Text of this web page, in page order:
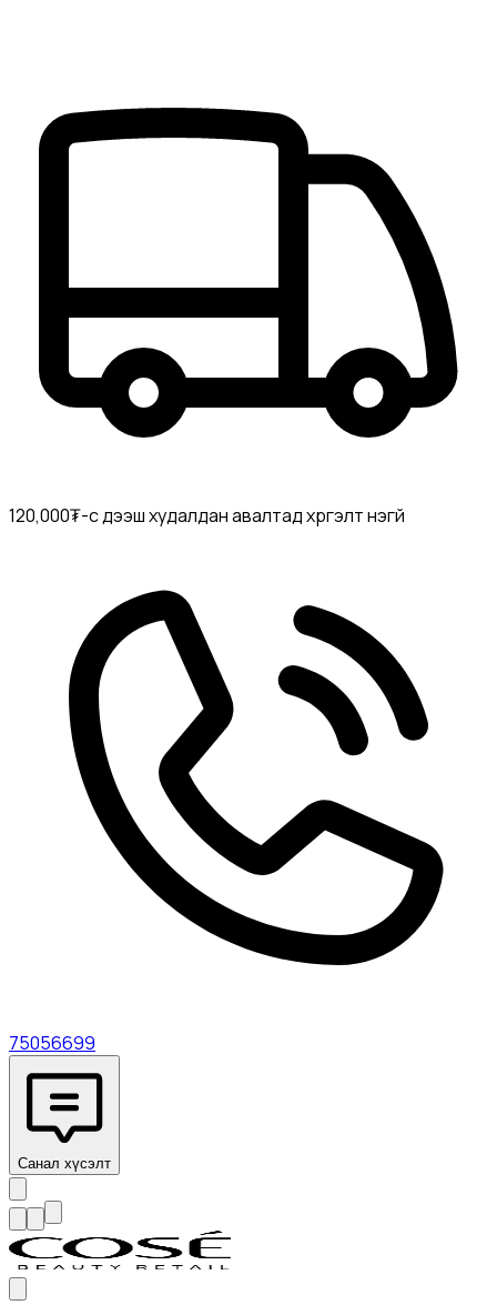
120,000₮-с дээш худалдан авалтад хүргэлт үнэгүй
75056699
Санал хүсэлт